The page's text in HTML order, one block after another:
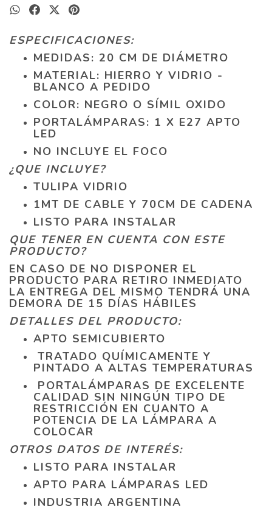
ESPECIFICACIONES:
MEDIDAS: 20 CM DE DIÁMETRO
MATERIAL: HIERRO Y VIDRIO -
BLANCO A PEDIDO
COLOR: NEGRO O SÍMIL OXIDO
PORTALÁMPARAS: 1 X E27 APTO
LED
NO INCLUYE EL FOCO
¿QUE INCLUYE?
TULIPA VIDRIO
1MT DE CABLE Y 70CM DE CADENA
LISTO PARA INSTALAR
QUE TENER EN CUENTA CON ESTE
PRODUCTO?
EN CASO DE NO DISPONER EL
PRODUCTO PARA RETIRO INMEDIATO
LA ENTREGA DEL MISMO TENDRÁ UNA
DEMORA DE 15 DÍAS HÁBILES
DETALLES DEL PRODUCTO:
APTO SEMICUBIERTO
TRATADO QUÍMICAMENTE Y
PINTADO A ALTAS TEMPERATURAS
PORTALÁMPARAS DE EXCELENTE
CALIDAD SIN NINGÚN TIPO DE
RESTRICCIÓN EN CUANTO A
POTENCIA DE LA LÁMPARA A
COLOCAR
OTROS DATOS DE INTERÉS:
LISTO PARA INSTALAR
APTO PARA LÁMPARAS LED
INDUSTRIA ARGENTINA